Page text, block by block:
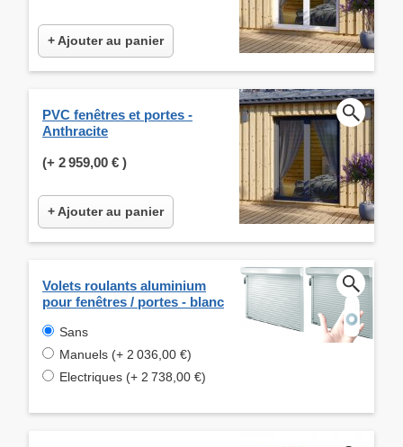
+ Ajouter au panier
PVC fenêtres et portes -
Anthracite
(+ 2 959,00 € )
+ Ajouter au panier
Volets roulants aluminium
pour fenêtres / portes - blanc
Sans
Manuels (+ 2 036,00 €)
Electriques (+ 2 738,00 €)